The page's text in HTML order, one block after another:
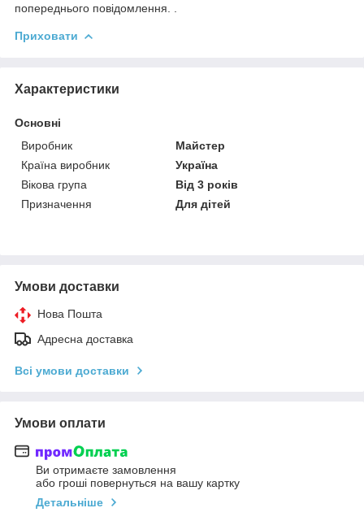
попереднього повідомлення. .
Приховати
Характеристики
Основні
Виробник
Майстер
Країна виробник
Україна
Вікова група
Від 3 років
Призначення
Для дітей
Умови доставки
Нова Пошта
Адресна доставка
Всі умови доставки
Умови оплати
Ви отримаєте замовлення
або гроші повернуться на вашу картку
Детальніше